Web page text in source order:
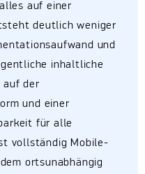
auf einer
deutlich weniger
und
inhaltliche
auf der
und einer
für alle
vollständig Mobile-
ortsunabhängig